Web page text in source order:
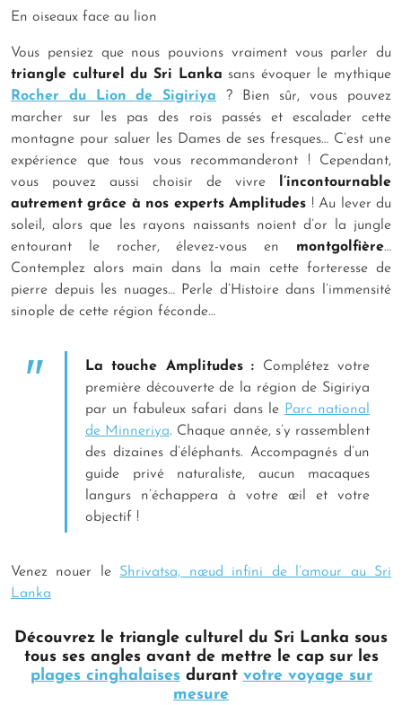
En oiseaux face au lion
Vous pensiez que nous pouvions vraiment vous parler du
triangle culturel du Sri Lanka sans évoquer le mythique
Rocher du Lion de Sigiriya ? Bien sûr, vous pouvez
marcher sur les pas des rois passés et escalader cette
montagne pour saluer les Dames de ses fresques… C’est une
expérience que tous vous recommanderont ! Cependant,
vous pouvez aussi choisir de vivre l’incontournable
autrement grâce à nos experts Amplitudes ! Au lever du
soleil, alors que les rayons naissants noient d’or la jungle
entourant le rocher, élevez-vous en montgolfière…
Contemplez alors main dans la main cette forteresse de
pierre depuis les nuages… Perle d’Histoire dans l’immensité
sinople de cette région féconde…
La touche Amplitudes : Complétez votre
première découverte de la région de Sigiriya
par un fabuleux safari dans le Parc national
de Minneriya. Chaque année, s’y rassemblent
des dizaines d’éléphants. Accompagnés d’un
guide privé naturaliste, aucun macaques
langurs n’échappera à votre œil et votre
objectif !
Venez nouer le Shrivatsa, nœud infini de l’amour au Sri
Lanka
Découvrez le triangle culturel du Sri Lanka sous
tous ses angles avant de mettre le cap sur les
plages cinghalaisesdurant votre voyage sur
mesure